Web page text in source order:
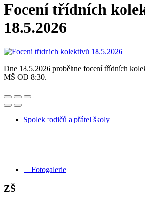
Focení třídních
18.5.2026
Dne 18.5.2026 proběhne focení třídních
MŠ OD 8:30.
Spolek rodičů a přátel školy
Fotogalerie
ZŠ